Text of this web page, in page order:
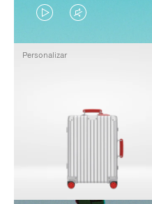
EL
VÍDEO
PAUSADO,
PARA
EL
ESTÁ
PULSE
PARA
Personalizar